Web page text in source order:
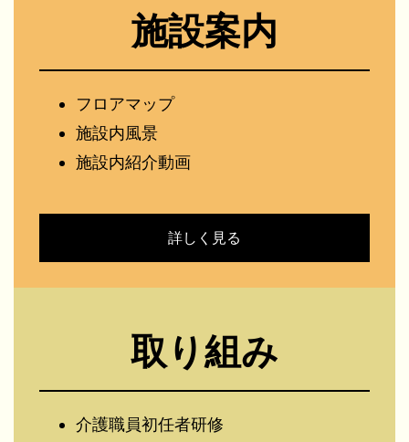
施設案内
フロアマップ
施設内風景
施設内紹介動画
詳しく見る
取り組み
介護職員初任者研修